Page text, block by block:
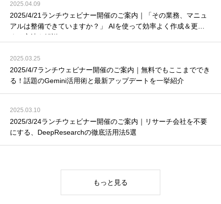
2025.04.09
2025/4/21ランチウェビナー開催のご案内｜「その業務、マニュ
アルは整備できていますか？」 AIを使って効率よく作成＆更新
する方法を解説！
2025.03.25
2025/4/7ランチウェビナー開催のご案内｜無料でもここまででき
る！話題のGemini活用術と最新アップデートを一挙紹介
2025.03.10
2025/3/24ランチウェビナー開催のご案内｜リサーチ会社を不要
にする、DeepResearchの徹底活用法5選
もっと見る